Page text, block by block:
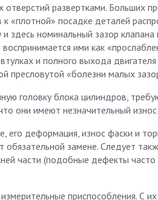
отверстий развертками. Больших
«плотной» посадке деталей
здесь номинальный зазор
ими как
и полного выхода
пресловутой «болезни малых
головку блока цилиндров,
они имеют незначительный
его деформация, износ фаски и
замене. Следует
части (подобные дефекты часто
приспособления. С